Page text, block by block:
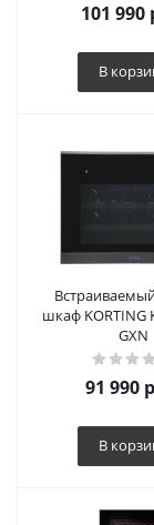
101 990
В
шкаф KORTING
GXN
91 990
В